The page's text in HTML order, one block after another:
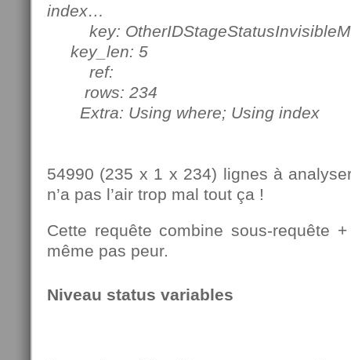
index…
key:
key_len: 5
ref:
rows: 234
Extra: Using where; Using index
54990 (235 x 1 x 234) lignes à
n’a pas l’air trop mal tout ça !
Cette requête combine sous-requête
même pas peur.
Niveau status variables